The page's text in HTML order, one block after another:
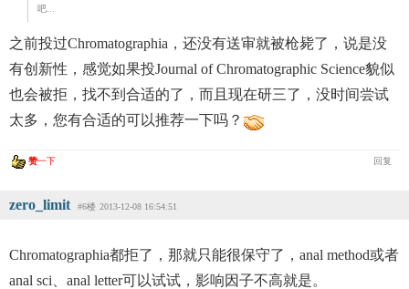
吧...
之前投过Chromatographia，还没有送审就被枪毙了，说是没
有创新性，感觉如果投Journal of Chromatographic Science貌似
也会被拒，找不到合适的了，而且现在研三了，没时间尝试
太多，您有合适的可以推荐一下吗？
赞一下 回复
zero_limit #6楼 2013-12-08 16:54:51
Chromatographia都拒了，那就只能很保守了，anal method或者
anal sci、anal letter可以试试，影响因子不高就是。